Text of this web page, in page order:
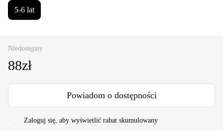
5-6 lat
Niedostępny
88zł
Powiadom o dostępności
Zaloguj się , aby wyświetlić rabat skumulowany